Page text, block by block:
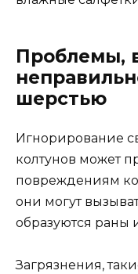
Проблемы,
шерстью
Игнорирование
колтунов может
повреждениям
они могут
образуются раны
Загрязнения,